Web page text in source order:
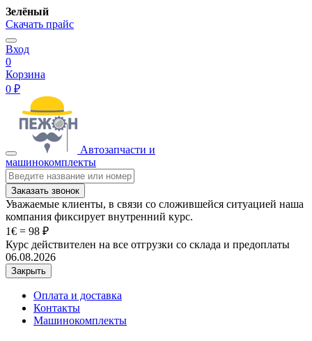
Зелёный
Скачать прайс
Вход
0
Корзина
0 ₽
Автозапчасти и
машинокомплекты
Заказать звонок
Уважаемые клиенты, в связи со сложившейся ситуацией наша
компания фиксирует внутренний курс.
1€ = 98 ₽
Курс действителен на все отгрузки со склада и предоплаты
06.08.2026
Закрыть
Оплата и доставка
Контакты
Машинокомплекты